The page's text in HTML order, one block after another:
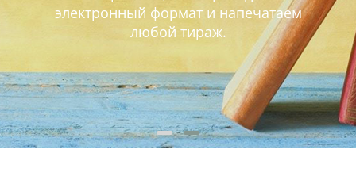
электронный формат и напечатаем
любой тираж.